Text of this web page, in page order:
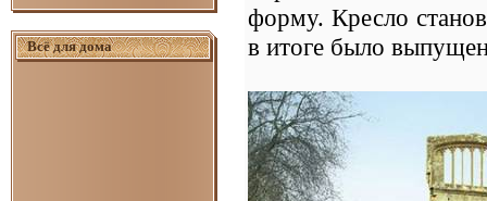
Всё для дома
форму. Кресло
в итоге было